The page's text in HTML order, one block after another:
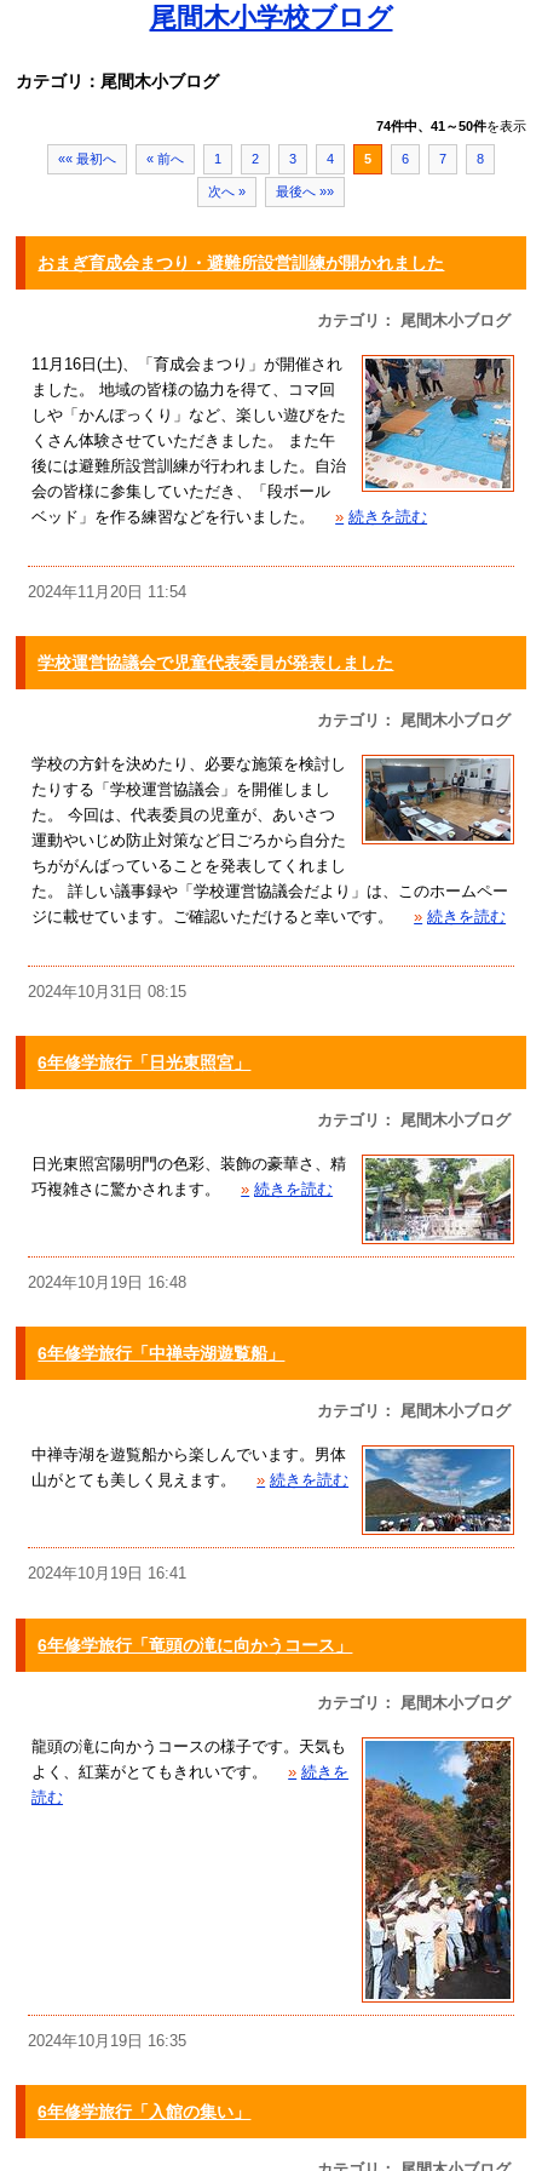
尾間木小学校ブログ
カテゴリ：尾間木小ブログ
74件中、41～50件を表示
«« 最初へ « 前へ 1 2 3 4 5 6 7 8
次へ » 最後へ »»
おまぎ育成会まつり・避難所設営訓練が開かれました
カテゴリ： 尾間木小ブログ
11月16日(土)、「育成会まつり」が開催され
ました。 地域の皆様の協力を得て、コマ回
しや「かんぽっくり」など、楽しい遊びをた
くさん体験させていただきました。 また午
後には避難所設営訓練が行われました。自治
会の皆様に参集していただき、「段ボール
ベッド」を作る練習などを行いました。
» 続きを読む
2024年11月20日 11:54
学校運営協議会で児童代表委員が発表しました
カテゴリ： 尾間木小ブログ
学校の方針を決めたり、必要な施策を検討し
たりする「学校運営協議会」を開催しまし
た。 今回は、代表委員の児童が、あいさつ
運動やいじめ防止対策など日ごろから自分た
ちががんばっていることを発表してくれまし
た。 詳しい議事録や「学校運営協議会だより」は、このホームペー
ジに載せています。ご確認いただけると幸いです。
» 続きを読む
2024年10月31日 08:15
6年修学旅行「日光東照宮」
カテゴリ： 尾間木小ブログ
日光東照宮陽明門の色彩、装飾の豪華さ、精
巧複雑さに驚かされます。
» 続きを読む
2024年10月19日 16:48
6年修学旅行「中禅寺湖遊覧船」
カテゴリ： 尾間木小ブログ
中禅寺湖を遊覧船から楽しんでいます。男体
山がとても美しく見えます。
» 続きを読む
2024年10月19日 16:41
6年修学旅行「竜頭の滝に向かうコース」
カテゴリ： 尾間木小ブログ
龍頭の滝に向かうコースの様子です。天気も
よく、紅葉がとてもきれいです。
» 続きを
読む
2024年10月19日 16:35
6年修学旅行「入館の集い」